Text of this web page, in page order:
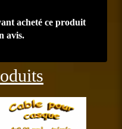
acheté ce produit
avis.